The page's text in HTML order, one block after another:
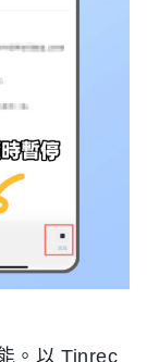
。以 Tinrec